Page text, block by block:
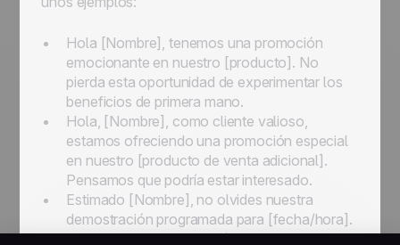
Hola [Nombre], tenemos una promoción
emocionante en nuestro [producto]. No
pierda esta oportunidad de experimentar los
beneficios de primera mano.
Hola, [Nombre], como cliente valioso,
estamos ofreciendo una promoción especial
en nuestro [producto de venta adicional].
Pensamos que podría estar interesado.
Estimado [Nombre], no olvides nuestra
demostración programada para [fecha/hora].
Estoy deseando verte allí.